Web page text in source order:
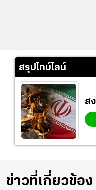
สรุปไทม์ไลน์
ส
ข่าวที่เกี่ยวข้อง